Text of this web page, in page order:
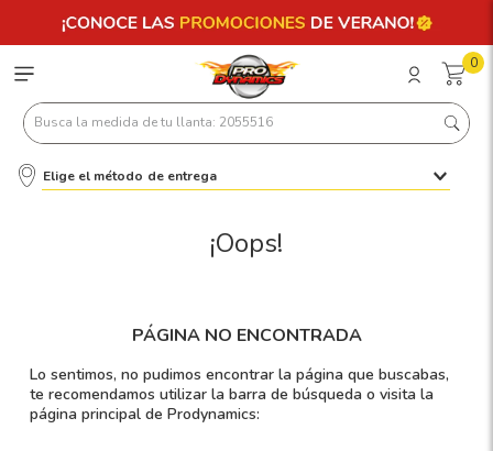
0
Busca la medida de tu llanta: 2055516
Elige el método de entrega
¡Oops!
PÁGINA NO ENCONTRADA
Lo sentimos, no pudimos encontrar la página que buscabas,
te recomendamos utilizar la barra de búsqueda o visita la
página principal de Prodynamics:
Términos más buscados
2
4.215
5.205
6.